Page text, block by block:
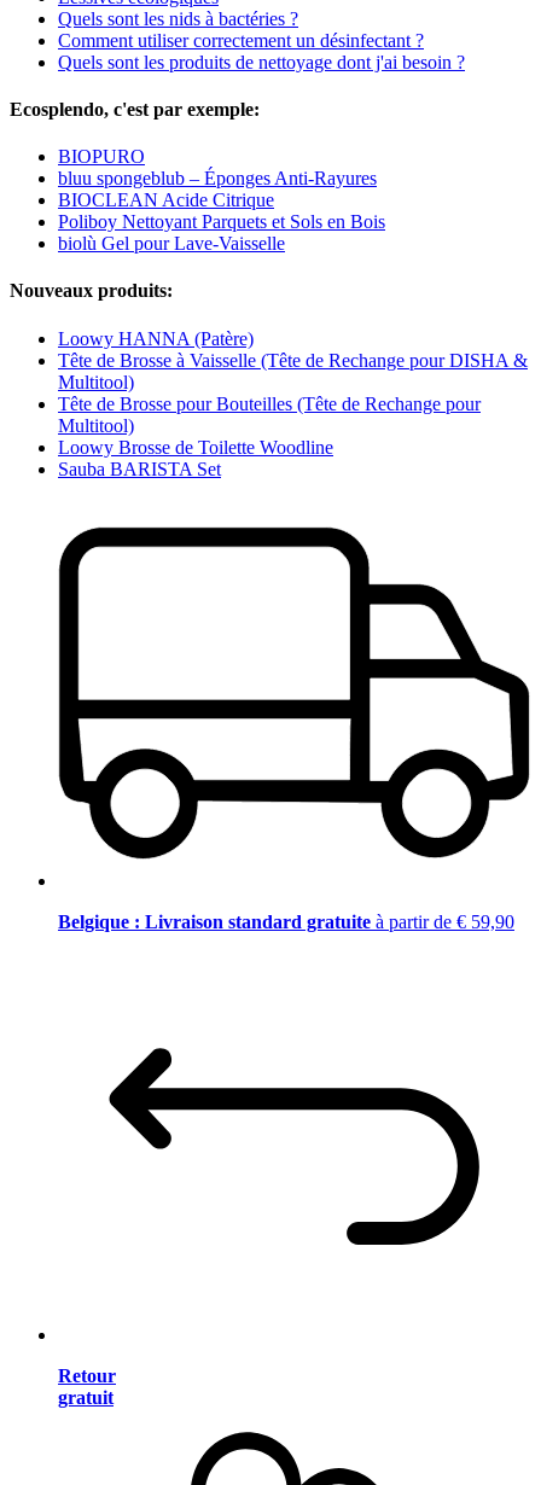
Quels sont les nids à bactéries ?
Comment utiliser correctement un désinfectant ?
Quels sont les produits de nettoyage dont j'ai besoin ?
Ecosplendo, c'est par exemple:
BIOPURO
bluu spongeblub – Éponges Anti-Rayures
BIOCLEAN Acide Citrique
Poliboy Nettoyant Parquets et Sols en Bois
biolù Gel pour Lave-Vaisselle
Nouveaux produits:
Loowy HANNA (Patère)
Tête de Brosse à Vaisselle (Tête de Rechange pour DISHA &
Multitool)
Tête de Brosse pour Bouteilles (Tête de Rechange pour
Multitool)
Loowy Brosse de Toilette Woodline
Sauba BARISTA Set
Belgique : Livraison standard gratuite à partir de € 59,90
Retour
gratuit